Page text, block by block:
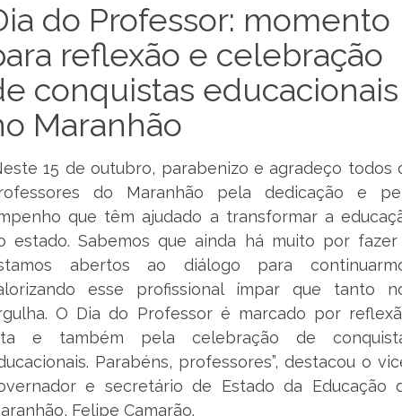
do Professor: momento
reflexão e celebração
conquistas educacionais
Maranhão
15 de outubro, parabenizo e agradeço todos
do Maranhão pela dedicação e
que têm ajudado a transformar a
estado. Sabemos que ainda há muito por
abertos ao diálogo para
esse profissional ímpar que tanto
O Dia do Professor é marcado por
e também pela celebração de
Parabéns, professores”, destacou o
e secretário de Estado da Educação
Felipe Camarão.